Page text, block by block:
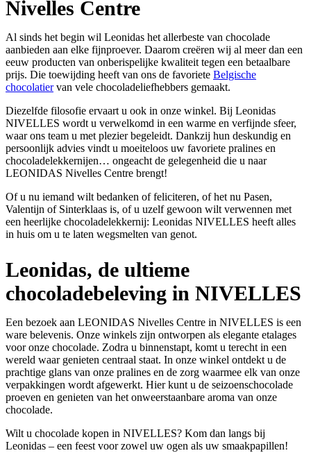
Nivelles Centre
Al sinds het begin wil Leonidas het allerbeste van chocolade
aanbieden aan elke fijnproever. Daarom creëren wij al meer dan een
eeuw producten van onberispelijke kwaliteit tegen een betaalbare
prijs. Die toewijding heeft van ons de favoriete Belgische
chocolatiervan vele chocoladeliefhebbers gemaakt.
Diezelfde filosofie ervaart u ook in onze winkel. Bij Leonidas
NIVELLES wordt u verwelkomd in een warme en verfijnde sfeer,
waar ons team u met plezier begeleidt. Dankzij hun deskundig en
persoonlijk advies vindt u moeiteloos uw favoriete pralines en
chocoladelekkernijen… ongeacht de gelegenheid die u naar
LEONIDAS Nivelles Centre brengt!
Of u nu iemand wilt bedanken of feliciteren, of het nu Pasen,
Valentijn of Sinterklaas is, of u uzelf gewoon wilt verwennen met
een heerlijke chocoladelekkernij: Leonidas NIVELLES heeft alles
in huis om u te laten wegsmelten van genot.
Leonidas, de ultieme
chocoladebeleving in NIVELLES
Een bezoek aan LEONIDAS Nivelles Centre in NIVELLES is een
ware belevenis. Onze winkels zijn ontworpen als elegante etalages
voor onze chocolade. Zodra u binnenstapt, komt u terecht in een
wereld waar genieten centraal staat. In onze winkel ontdekt u de
prachtige glans van onze pralines en de zorg waarmee elk van onze
verpakkingen wordt afgewerkt. Hier kunt u de seizoenschocolade
proeven en genieten van het onweerstaanbare aroma van onze
chocolade.
Wilt u chocolade kopen in NIVELLES? Kom dan langs bij
Leonidas – een feest voor zowel uw ogen als uw smaakpapillen!